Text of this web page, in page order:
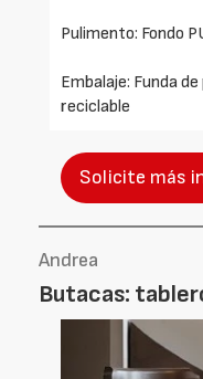
Pulimento: Fondo
Embalaje: Funda
reciclable
Solicite más
Andrea
Butacas:
Foto
Anterior